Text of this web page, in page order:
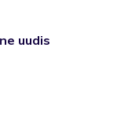
uudis